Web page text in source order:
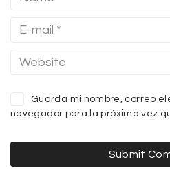
Guarda mi nombre, correo
navegador para la próxima vez